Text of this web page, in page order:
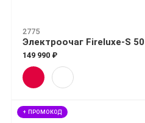
2775
Электроочаг Fireluxe-S 50
149 990 ₽
+ ПРОМОКОД